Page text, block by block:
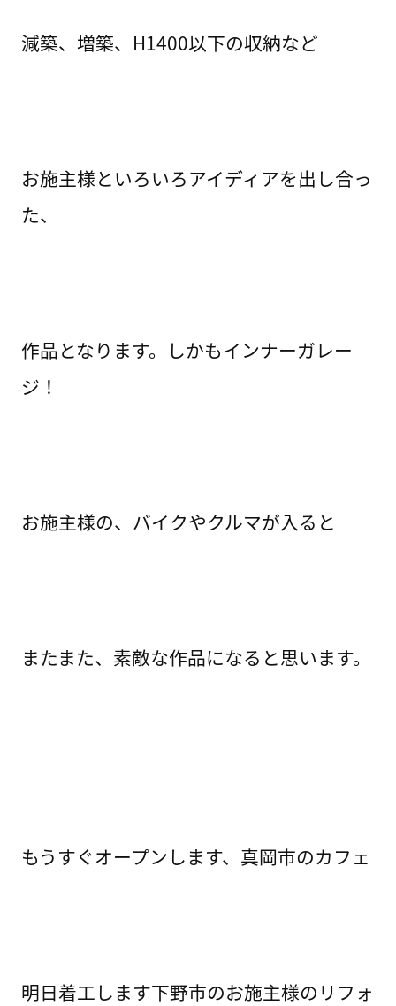
減築、増築、H1400以下の収納など
お施主様といろいろアイディアを出し合っ
た、
作品となります。しかもインナーガレー
ジ！
お施主様の、バイクやクルマが入ると
またまた、素敵な作品になると思います。
もうすぐオープンします、真岡市のカフェ
明日着工します下野市のお施主様のリフォ